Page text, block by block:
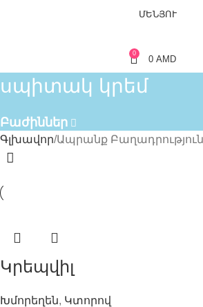
ՄԵՆՅՈՒ
0
0 AMD
սպիտակ կրեմ
Բաժիններ
Գլխավոր Ապրանք Բաղադրություն
Կրեպվիլ
Խմորեղեն, Կտորով